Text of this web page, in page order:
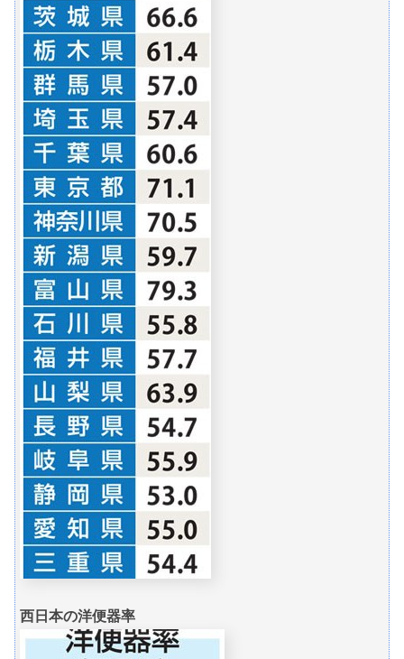
西日本の洋便器率